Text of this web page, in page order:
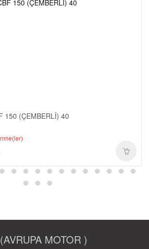
150 (ÇEMBERLİ) 40
MOTOR )